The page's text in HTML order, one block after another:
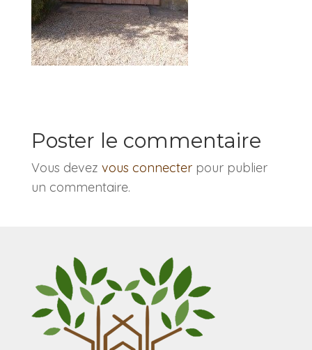
Poster le commentaire
Vous devez vous connecterpour publier
un commentaire.